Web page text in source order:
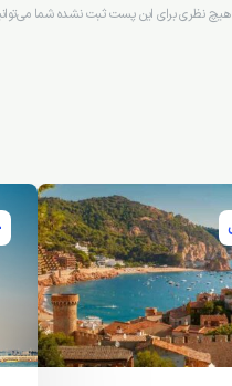
هیچ نظری برای این پست ثبت نشده شما